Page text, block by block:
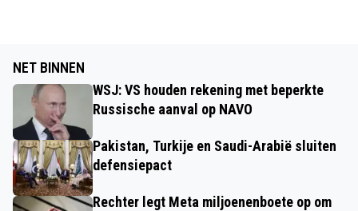
NET BINNEN
WSJ: VS houden rekening met beperkte
Russische aanval op NAVO
Pakistan, Turkije en Saudi-Arabië sluiten
defensiepact
Rechter legt Meta miljoenenboete op om